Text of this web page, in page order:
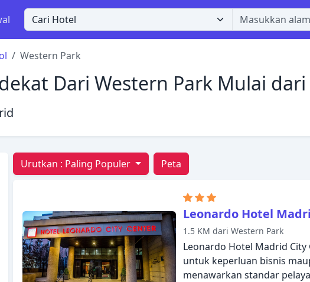
Western Park
Dari Western Park Mulai dari
Urutkan : Paling Populer Peta
Leonardo Hotel
1.5 KM dari Western Park
Leonardo Hotel Madrid
untuk keperluan bisnis
menawarkan standar